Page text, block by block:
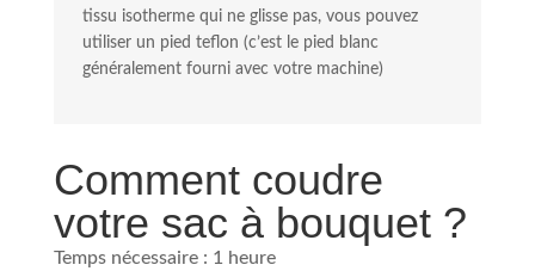
tissu isotherme qui ne glisse pas, vous pouvez
utiliser un pied teflon (c’est le pied blanc
généralement fourni avec votre machine)
Comment coudre
votre sac à bouquet ?
Temps nécessaire : 1 heure